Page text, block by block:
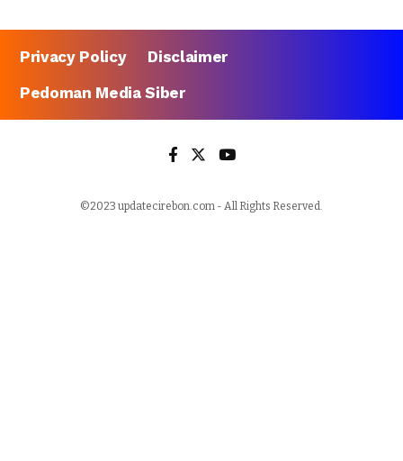
Privacy Policy
Disclaimer
Pedoman Media Siber
©2023 updatecirebon.com - All Rights Reserved.